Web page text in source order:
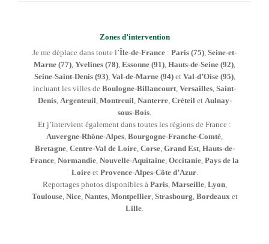
Zones d’intervention
Je me déplace dans toute l’Île-de-France : Paris (75) Seine-et-
Marne (77) Yvelines (78) Essonne (91) Hauts-de-Seine (92)
Seine-Saint-Denis (93), Val-de-Marne (94)et Val-d’Oise (95),
incluant les villes de Boulogne-Billancourt Versailles Saint-
Denis, Argenteuil Montreuil Nanterre, Créteil et Aulnay-
sous-Bois
Et j’intervient également dans toutes les régions de France :
Auvergne-Rhône-Alpes Bourgogne-Franche-Comté
Bretagne, Centre-Val de Loire, Corse, Grand Est, Hauts-de-
France Normandie Nouvelle-Aquitaine Occitanie Pays de la
Loireet Provence-Alpes-Côte d’Azur.
Reportages photos disponibles à Paris, Marseille, Lyon,
Toulouse, Nice, Nantes, Montpellier, Strasbourg Bordeaux et
Lille